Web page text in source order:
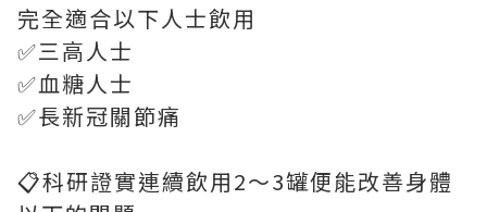
完全適合以下人士飲用
✅️三高人士
✅️血糖人士
✅️長新冠關節痛
📋科研證實連續飲用2～3罐便能改善身體